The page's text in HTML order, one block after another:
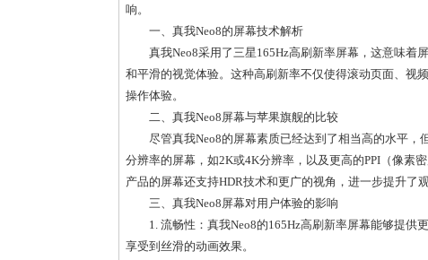
响。
一、真我Neo8的屏幕技术解析
真我Neo8采用了三星165Hz高刷新率屏幕，这意味着
和平滑的视觉体验。这种高刷新率不仅使得滚动页面、视
操作体验。
二、真我Neo8屏幕与苹果旗舰的比较
尽管真我Neo8的屏幕素质已经达到了相当高的水平
分辨率的屏幕，如2K或4K分辨率，以及更高的PPI（像素
产品的屏幕还支持HDR技术和更广的视角，进一步提升了观
三、真我Neo8屏幕对用户体验的影响
1. 流畅性：真我Neo8的165Hz高刷新率屏幕能够提
享受到丝滑的动画效果。